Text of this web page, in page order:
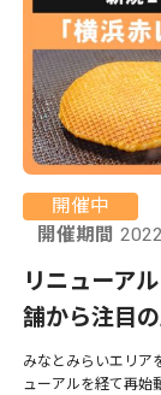
開催中
開催期間
リニューア
舗から注目
みなとみらいエリア
ューアルを経て再始